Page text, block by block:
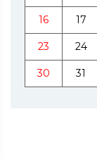
16 17
23 24
30 31